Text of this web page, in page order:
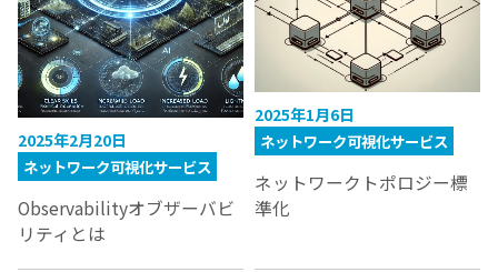
2025年2月20日
ネットワーク可視化サービス
Observabilityオブザーバビ
リティとは
2025年1月6日
ネットワーク可視化サービス
ネットワークトポロジー標
準化